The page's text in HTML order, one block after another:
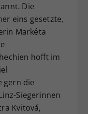
Die
eins gesetzte,
Markéta
hofft im
gern die
Siegerinnen
Kvitová,